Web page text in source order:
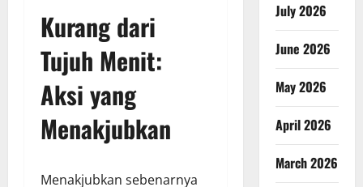
Kurang dari
Tujuh Menit:
Aksi yang
Menakjubkan
Menakjubkan sebenarnya
July 2026
June 2026
May 2026
April 2026
March 2026